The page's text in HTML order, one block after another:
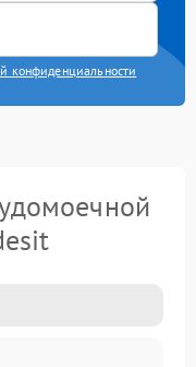
конфиденциальности